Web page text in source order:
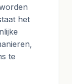
het
te